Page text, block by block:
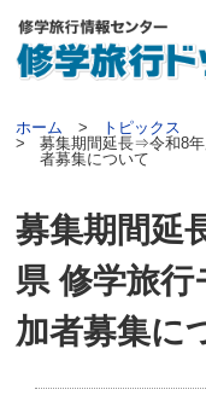
ホーム
トピックス
募集期間延長⇒令和8
者募集について
募集期間延
県 修学旅
加者募集に